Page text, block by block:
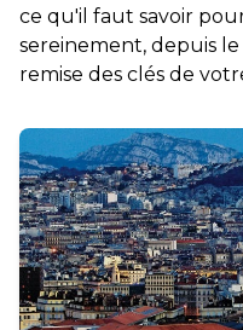
ce qu'il faut savoir
sereinement, depuis
remise des clés de